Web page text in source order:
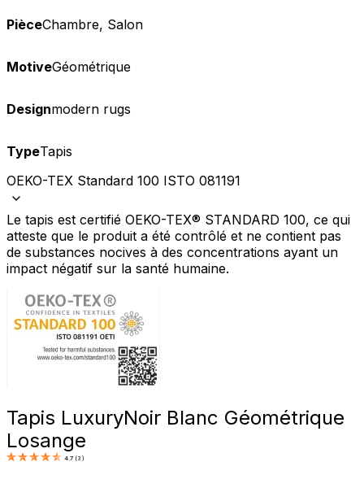
PièceChambre, Salon
MotiveGéométrique
Designmodern rugs
TypeTapis
OEKO-TEX Standard 100 ISTO 081191
Le tapis est certifié OEKO-TEX® STANDARD 100, ce qui
atteste que le produit a été contrôlé et ne contient pas
de substances nocives à des concentrations ayant un
impact négatif sur la santé humaine.
Tapis LuxuryNoir Blanc Géométrique
Losange
4.7 (3 )